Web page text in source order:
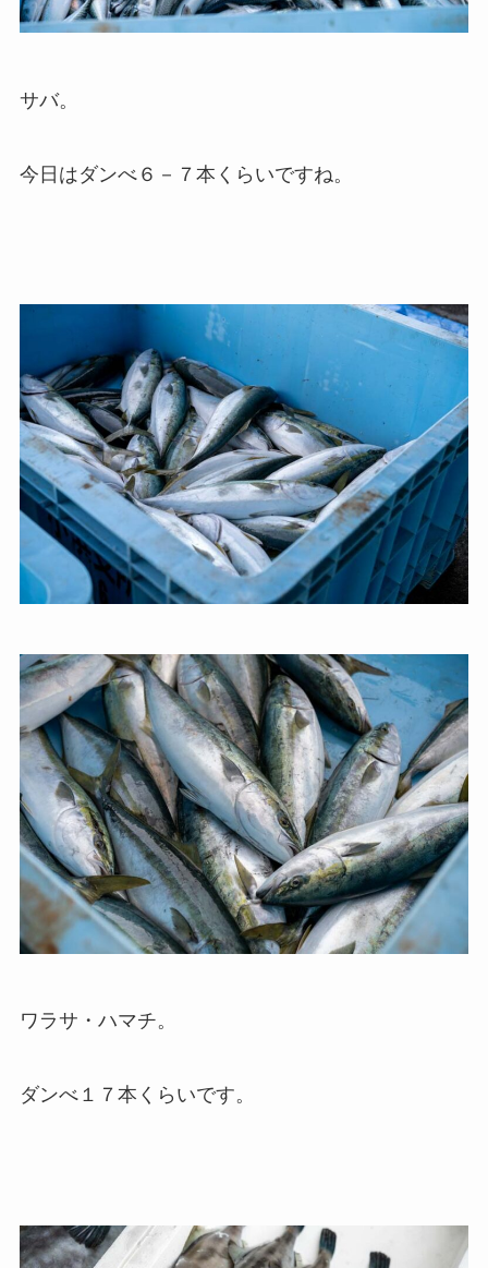
サバ。
今日はダンべ６－７本くらいですね。
ワラサ・ハマチ。
ダンべ１７本くらいです。